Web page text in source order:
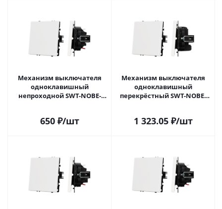
Механизм выключателя
одноклавишный
непроходной SWT-NOBE-
054233 в Самаре
650₽/шт
Механизм выключателя
одноклавишный
перекрёстный SWT-NOBE-
054234 в Самаре
1 323.05₽/шт